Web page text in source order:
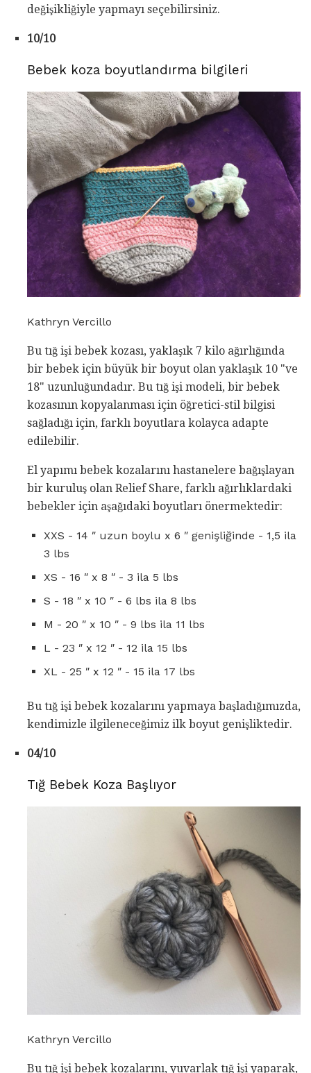
değişikliğiyle yapmayı seçebilirsiniz.
10/10
Bebek koza boyutlandırma bilgileri
Kathryn Vercillo
Bu tığ işi bebek kozası, yaklaşık 7 kilo ağırlığında
bir bebek için büyük bir boyut olan yaklaşık 10 "ve
18" uzunluğundadır. Bu tığ işi modeli, bir bebek
kozasının kopyalanması için öğretici-stil bilgisi
sağladığı için, farklı boyutlara kolayca adapte
edilebilir.
El yapımı bebek kozalarını hastanelere bağışlayan
bir kuruluş olan Relief Share, farklı ağırlıklardaki
bebekler için aşağıdaki boyutları önermektedir:
XXS - 14 ″ uzun boylu x 6 ″ genişliğinde - 1,5 ila
3 lbs
XS - 16 ″ x 8 ″ - 3 ila 5 lbs
S - 18 ″ x 10 ″ - 6 lbs ila 8 lbs
M - 20 ″ x 10 ″ - 9 lbs ila 11 lbs
L - 23 ″ x 12 ″ - 12 ila 15 lbs
XL - 25 ″ x 12 ″ - 15 ila 17 lbs
Bu tığ işi bebek kozalarını yapmaya başladığımızda,
kendimizle ilgileneceğimiz ilk boyut genişliktedir.
04/10
Tığ Bebek Koza Başlıyor
Kathryn Vercillo
Bu tığ işi bebek kozalarını, yuvarlak tığ işi yaparak,